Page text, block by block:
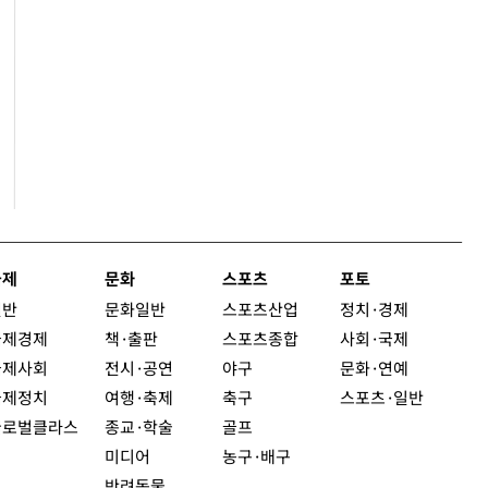
경제
사회
정치
벌클라스
문화
문화일반
책·출판
전시·공연
여행·축제
종교·학술
미디어
스포츠
스포츠산업
스포츠종합
야구
축구
골프
농구·배구
포토
정치 ·경제
사회 ·국제
문화·연예
스포츠·일반